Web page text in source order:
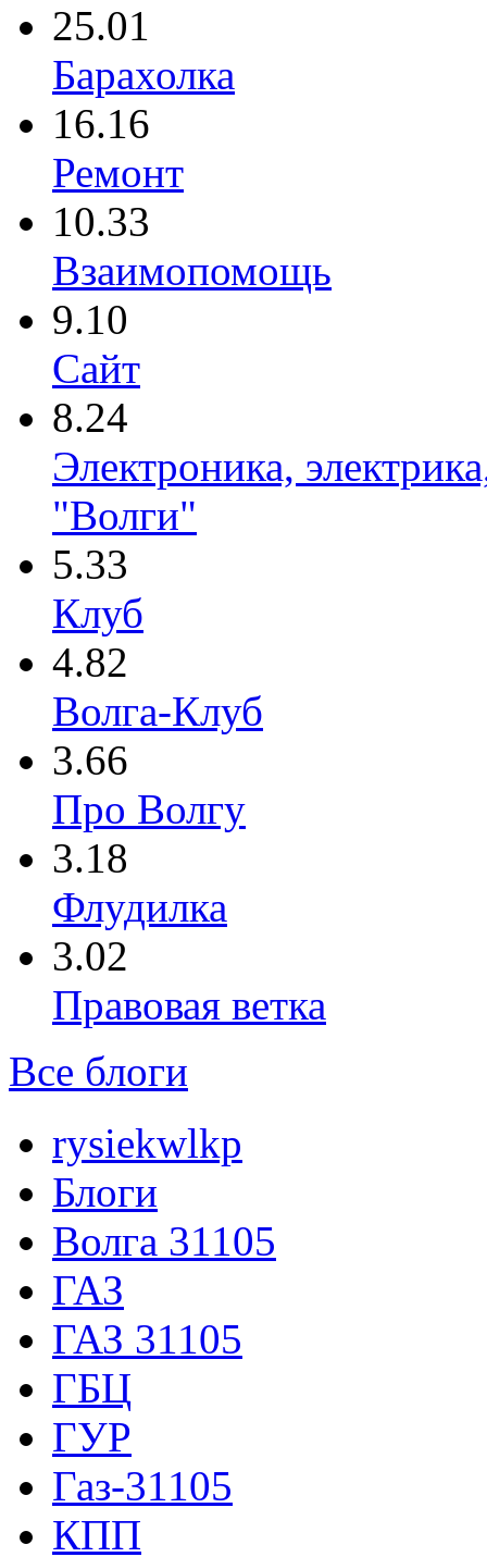
25.01
Барахолка
16.16
Ремонт
10.33
Взаимопомощь
9.10
Сайт
8.24
Электроника,
"Волги"
5.33
Клуб
4.82
Волга-Клуб
3.66
Про Волгу
3.18
Флудилка
3.02
Правовая ветка
Все блоги
rysiekwlkp
Блоги
Волга 31105
ГАЗ
ГАЗ 31105
ГБЦ
ГУР
Газ-31105
КПП